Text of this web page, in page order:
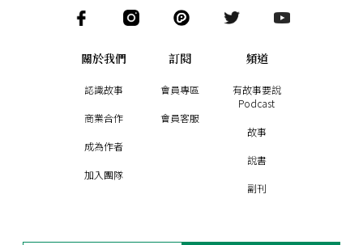
關於我們
認識故事
商業合作
成為作者
加入團隊
訂閱
會員專區
會員客服
頻道
有故事要說
Podcast
故事
說書
副刊